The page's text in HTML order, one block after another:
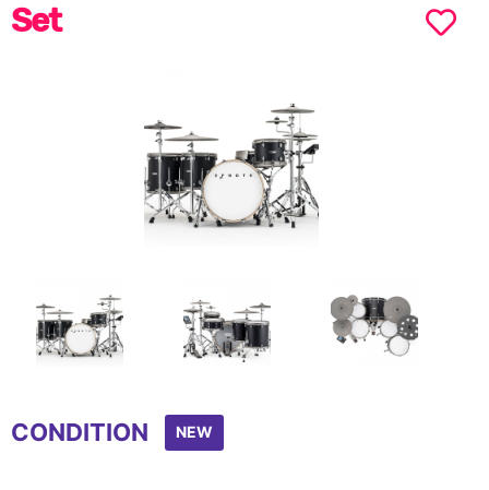
Set
of
CONDITION NEW